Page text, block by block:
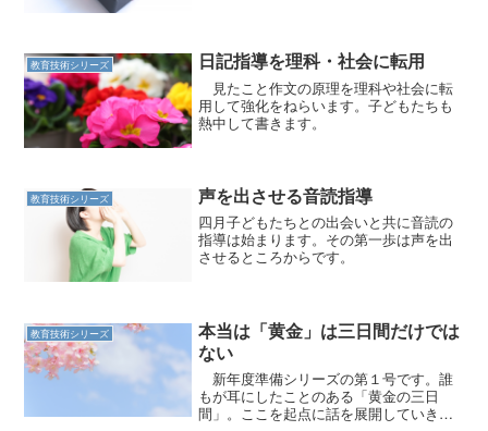
教育技術シリーズ 日記指導を理科・社会に転用
見たこと作文の原理を理科や社会に転
用して強化をねらいます。子どもたちも
熱中して書きます。
教育技術シリーズ 声を出させる音読指導
四月子どもたちとの出会いと共に音読の
指導は始まります。その第一歩は声を出
させるところからです。
教育技術シリーズ
本当は「黄金」は三日間だけでは
ない
新年度準備シリーズの第１号です。誰
もが耳にしたことのある「黄金の三日
間」。ここを起点に話を展開していきま